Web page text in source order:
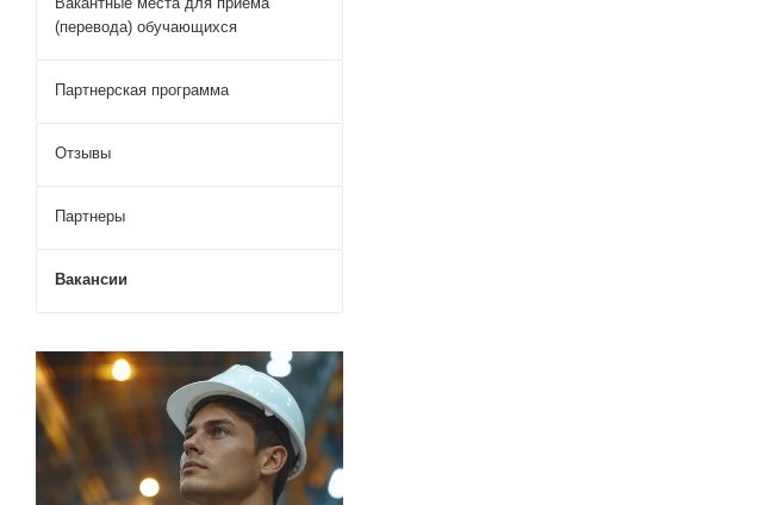
(перевода) обучающихся
Партнерская программа
Отзывы
Партнеры
Вакансии